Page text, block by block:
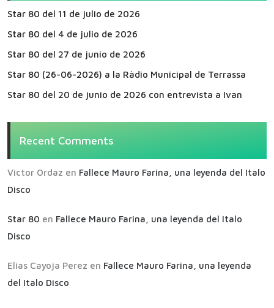
Star 80 del 11 de julio de 2026
Star 80 del 4 de julio de 2026
Star 80 del 27 de junio de 2026
Star 80 (26-06-2026) a la Ràdio Municipal de Terrassa
Star 80 del 20 de junio de 2026 con entrevista a Ivan
Recent Comments
Victor Ordaz en Fallece Mauro Farina, una leyenda del Italo
Disco
Star 80 en Fallece Mauro Farina, una leyenda del Italo
Disco
Elias Cayoja Perez en Fallece Mauro Farina, una leyenda
del Italo Disco